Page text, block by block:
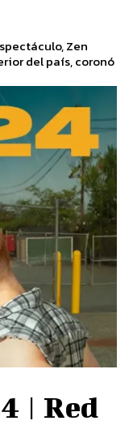
Zen
del país, coronó
| Red